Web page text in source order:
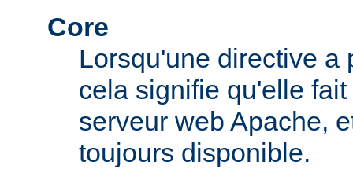
Core
Lorsqu'une directive a
cela signifie qu'elle
serveur web Apache,
toujours disponible.